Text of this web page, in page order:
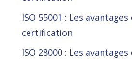
ISO 55001 : Les avantages
certification
ISO 28000 : Les avantages